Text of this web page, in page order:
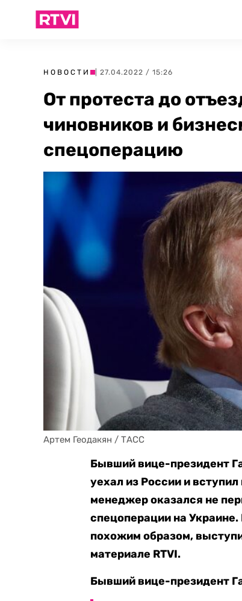
НОВОСТИ | 27.04.2022 / 15:26
От протеста до
чиновников и
спецоперацию
Артем Геодакян / ТАСС
Бывший вице-президент
уехал из России и
менеджер оказался не
спецоперации на
похожим образом,
материале RTVI.
Бывший вице-президент